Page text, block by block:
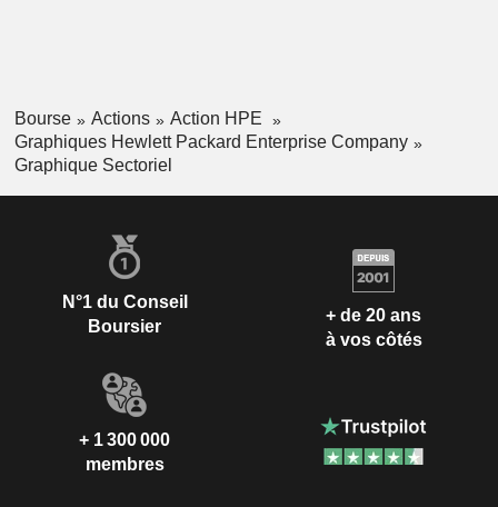
Bourse Actions
Action HPE
Graphiques Hewlett Packard Enterprise Company
Graphique Sectoriel
N°1 du Conseil
Boursier
+ de 20 ans
à vos côtés
+ 1 300 000
membres